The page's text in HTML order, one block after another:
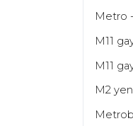
Metro
M11
M11
M2